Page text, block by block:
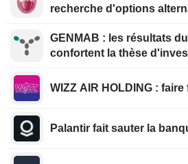
recherche d'options
GENMAB : les résultats du deuxième trimestre
confortent la thèse
WIZZ
Palantir fait sauter la